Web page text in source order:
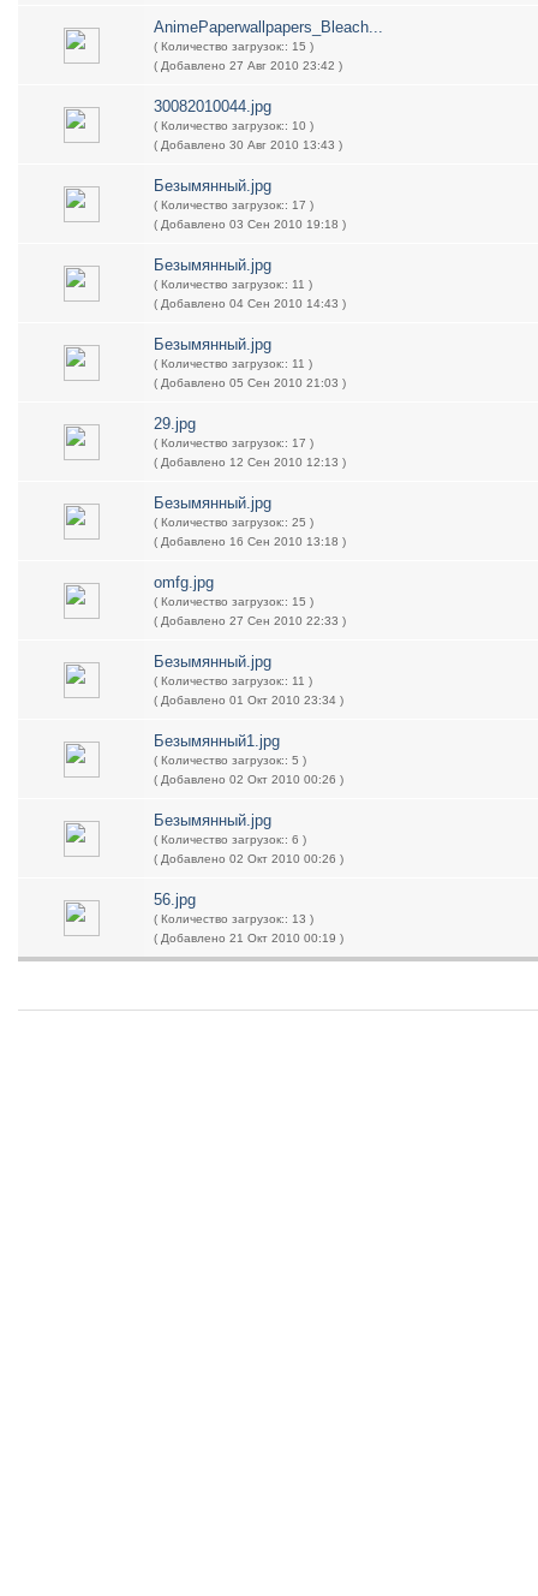
AnimePaperwallpapers_Bleach...
( Количество загрузок:: 15 )
( Добавлено 27 Авг 2010 23:42 )
30082010044.jpg
( Количество загрузок:: 10 )
( Добавлено 30 Авг 2010 13:43 )
Безымянный.jpg
( Количество загрузок:: 17 )
( Добавлено 03 Сен 2010 19:18 )
Безымянный.jpg
( Количество загрузок:: 11 )
( Добавлено 04 Сен 2010 14:43 )
Безымянный.jpg
( Количество загрузок:: 11 )
( Добавлено 05 Сен 2010 21:03 )
29.jpg
( Количество загрузок:: 17 )
( Добавлено 12 Сен 2010 12:13 )
Безымянный.jpg
( Количество загрузок:: 25 )
( Добавлено 16 Сен 2010 13:18 )
omfg.jpg
( Количество загрузок:: 15 )
( Добавлено 27 Сен 2010 22:33 )
Безымянный.jpg
( Количество загрузок:: 11 )
( Добавлено 01 Окт 2010 23:34 )
Безымянный1.jpg
( Количество загрузок:: 5 )
( Добавлено 02 Окт 2010 00:26 )
Безымянный.jpg
( Количество загрузок:: 6 )
( Добавлено 02 Окт 2010 00:26 )
56.jpg
( Количество загрузок:: 13 )
( Добавлено 21 Окт 2010 00:19 )